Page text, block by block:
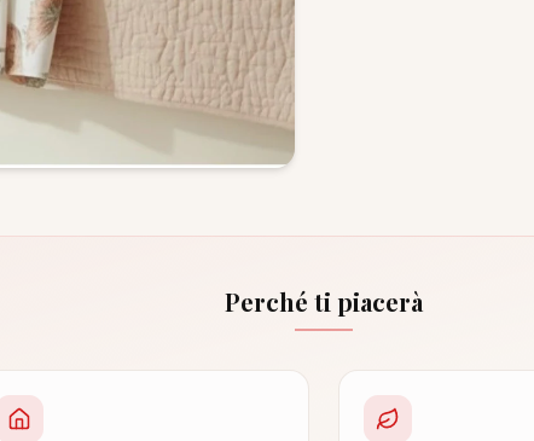
Perché ti piacerà